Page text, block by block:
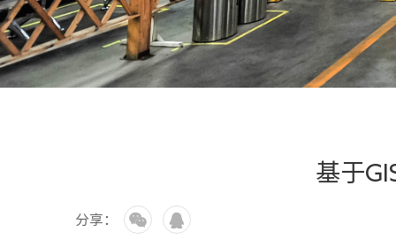
基于
分享：